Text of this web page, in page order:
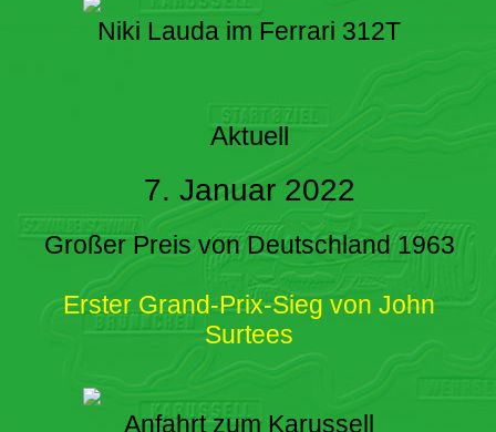
Niki Lauda im Ferrari 312T
Aktuell
7. Januar 2022
Großer Preis von Deutschland 1963
Erster Grand-Prix-Sieg von John
Surtees
Anfahrt zum Karussell